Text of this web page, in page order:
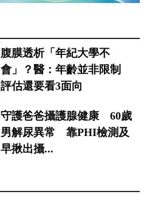
腹膜透析「年紀大學不
會」？醫：年齡並非限制
評估還要看3面向
守護爸爸攝護腺健康 60歲
男解尿異常 靠PHI檢測及
早揪出攝...